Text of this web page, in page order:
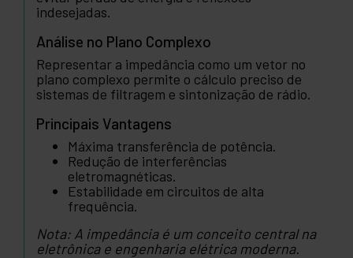
indesejadas.
Análise no Plano Complexo
Representar a impedância como um vetor no
plano complexo permite o cálculo preciso de
sistemas de filtragem e sintonização de rádio.
Principais Vantagens
Máxima transferência de potência.
Redução de interferências
eletromagnéticas.
Estabilidade em circuitos de alta
frequência.
Nota: A impedância é um conceito central na
eletrônica e engenharia elétrica moderna.